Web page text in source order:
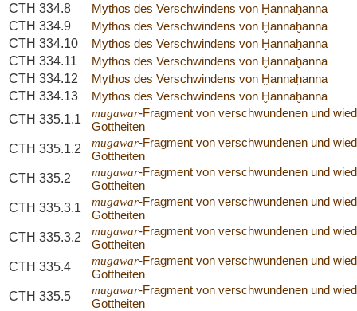
CTH 334.8 Mythos des Verschwindens von Ḫannaḫanna
CTH 334.9 Mythos des Verschwindens von Ḫannaḫanna
CTH 334.10 Mythos des Verschwindens von Ḫannaḫanna
CTH 334.11 Mythos des Verschwindens von Ḫannaḫanna
CTH 334.12 Mythos des Verschwindens von Ḫannaḫanna
CTH 334.13 Mythos des Verschwindens von Ḫannaḫanna
CTH 335.1.1 mugawar-Fragment von verschwundenen und
Gottheiten
CTH 335.1.2 mugawar-Fragment von verschwundenen und
Gottheiten
CTH 335.2 mugawar-Fragment von verschwundenen und
Gottheiten
CTH 335.3.1 mugawar-Fragment von verschwundenen und
Gottheiten
CTH 335.3.2 mugawar-Fragment von verschwundenen und
Gottheiten
CTH 335.4 mugawar-Fragment von verschwundenen und
Gottheiten
CTH 335.5 mugawar-Fragment von verschwundenen und
Gottheiten